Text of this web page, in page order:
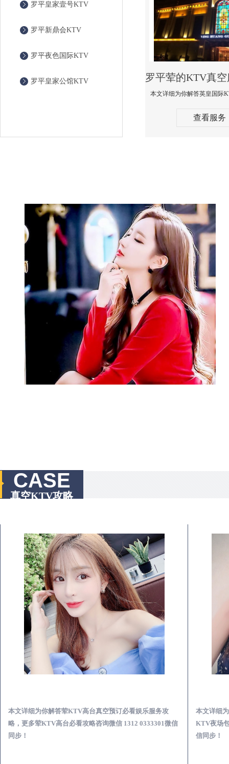
罗平皇家壹号KTV
罗平新鼎会KTV
罗平夜色国际KTV
罗平皇家公馆KTV
查看服务
CASE
真空KTV攻略
本文详细为你解答荤KTV高台真空预订必看娱乐服务攻
略，更多荤KTV高台必看攻略咨询微信 1312 0333301微信
同步！
本文详细
KTV夜场
信同步！